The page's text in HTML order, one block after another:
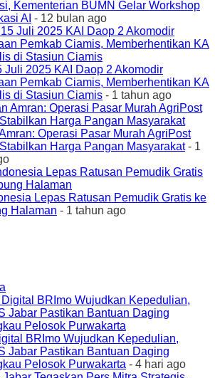
Kementerian BUMN Gelar Workshop
AI - 12 bulan ago
Juli 2025 KAI Daop 2 Akomodir
Pemkab Ciamis, Memberhentikan KA
di Stasiun Ciamis - 1 tahun ago
Operasi Pasar Murah AgriPost
Harga Pangan Masyarakat- 1
Lepas Ratusan Pemudik Gratis ke
Halaman - 1 tahun ago
BRImo Wujudkan Kepedulian,
Jabar Pastikan Bantuan Daging
Pelosok Purwakarta - 4 hari ago